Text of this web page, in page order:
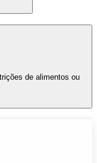
de alimentos ou